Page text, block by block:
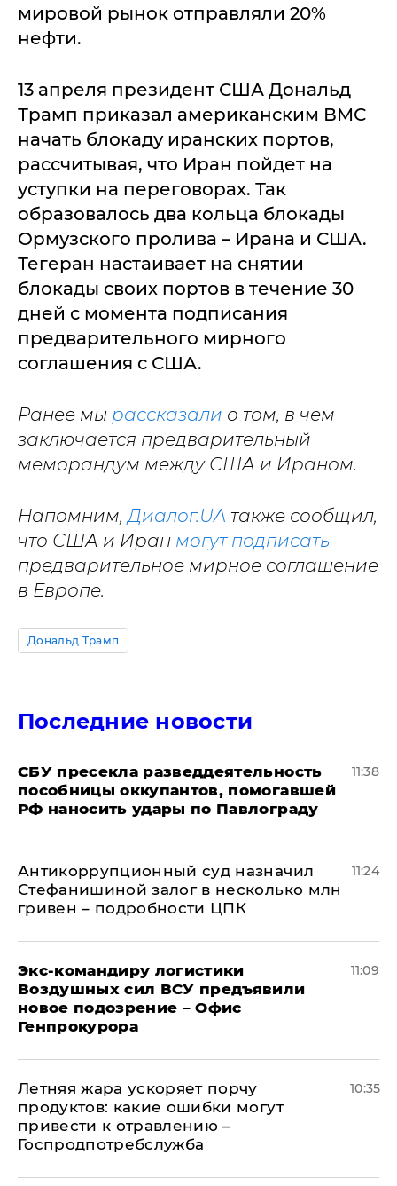
мировой рынок отправляли 20%
нефти.
13 апреля президент США Дональд
Трамп приказал американским ВМС
начать блокаду иранских портов,
рассчитывая, что Иран пойдет на
уступки на переговорах. Так
образовалось два кольца блокады
Ормузского пролива – Ирана и США.
Тегеран настаивает на снятии
блокады своих портов в течение 30
дней с момента подписания
предварительного мирного
соглашения с США.
Ранее мы рассказали о том, в чем
заключается предварительный
меморандум между США и Ираном.
Напомним,Диалог.UA также сообщил,
что США и Иран могут подписать
предварительное мирное соглашение
в Европе.
Дональд Трамп
Последние новости
СБУ пресекла разведдеятельность
пособницы оккупантов, помогавшей
РФ наносить удары по Павлограду
11:38
Антикоррупционный суд назначил
Стефанишиной залог в несколько млн
гривен – подробности ЦПК
11:24
Экс-командиру логистики
Воздушных сил ВСУ предъявили
новое подозрение – Офис
Генпрокурора
11:09
Летняя жара ускоряет порчу
продуктов: какие ошибки могут
привести к отравлению –
Госпродпотребслужба
10:35